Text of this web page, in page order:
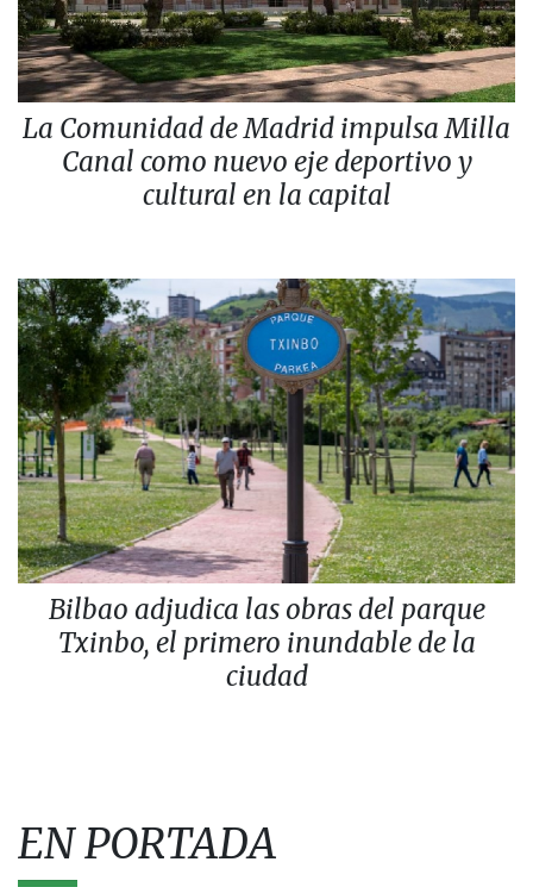
La Comunidad de Madrid impulsa Milla
Canal como nuevo eje deportivo y
cultural en la capital
Bilbao adjudica las obras del parque
Txinbo, el primero inundable de la
ciudad
EN PORTADA